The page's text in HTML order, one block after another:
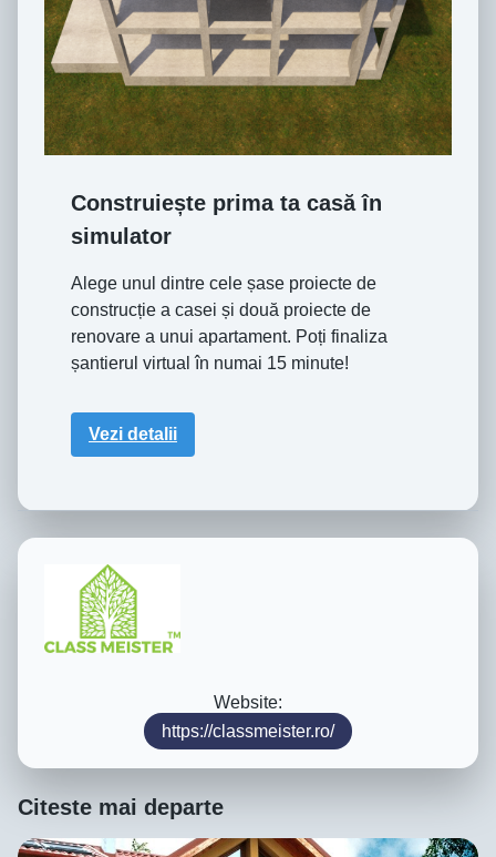
Construiește prima ta casă în
simulator
Alege unul dintre cele șase proiecte de
construcție a casei și două proiecte de
renovare a unui apartament. Poți finaliza
șantierul virtual în numai 15 minute!
Vezi detalii
Website:
https://classmeister.ro/
Citeste mai departe